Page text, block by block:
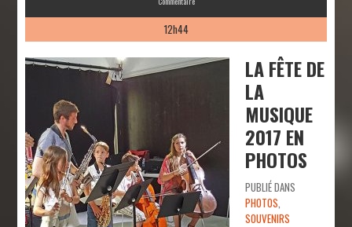
12h44
LA FÊTE DE
LA
MUSIQUE
2017 EN
PHOTOS
PUBLIÉ DANS
PHOTOS
SOUVENIRS